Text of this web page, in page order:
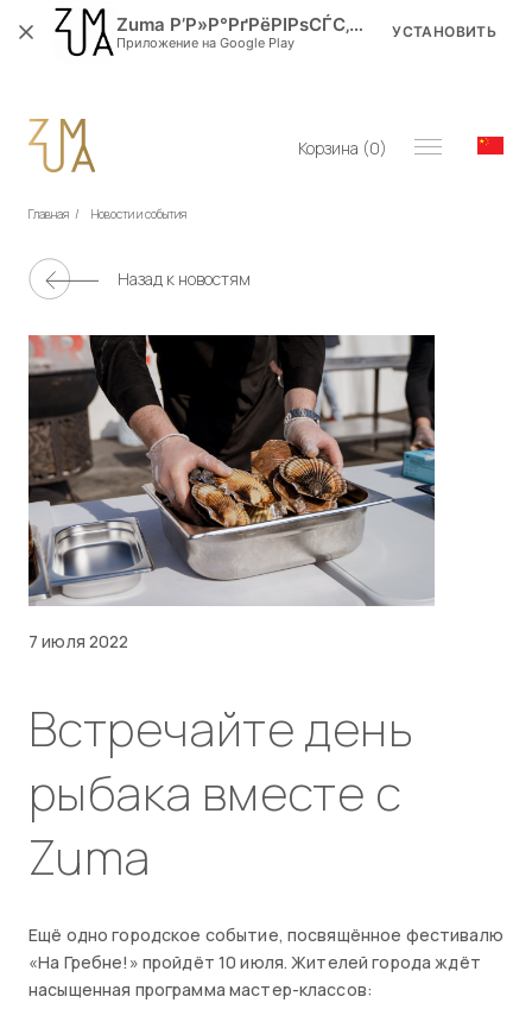
Корзина (0)
Главная / Новости и события
Назад к новостям
7 июля 2022
Встречайте день
рыбака вместе с
Zuma
Ещё одно городское событие, посвящённое фестивалю
«На Гребне!» пройдёт 10 июля. Жителей города ждёт
насыщенная программа мастер-классов:
Zuma Р’Р»Р°РґРёРІРѕСЃС‚РѕРє
Приложение на Google Play
УСТАНОВИТЬ